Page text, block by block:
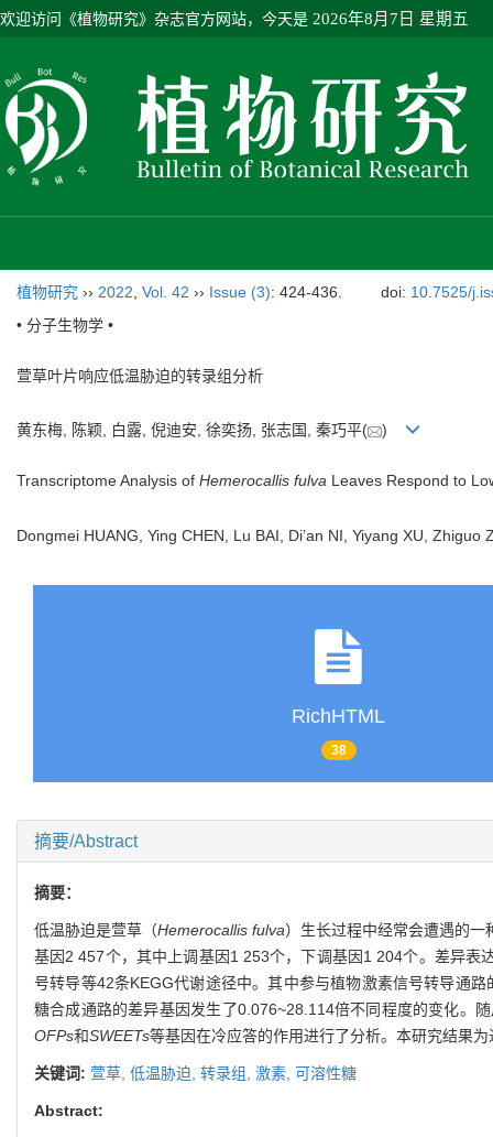
欢迎访问《植物研究》杂志官方网站，今天是 2026年8月7日 星期五
植物研究 ›› 2022 Vol. 42 ›› Issue (3): 424-436. doi: 10.7525/
• 分子生物学 •
萱草叶片响应低温胁迫的转录组分析
黄东梅, 陈颖, 白露, 倪迪安, 徐奕扬, 张志国, 秦巧平( )
Transcriptome Analysis of Hemerocallis fulva Leaves Respond to
Dongmei HUANG, Ying CHEN, Lu BAI, Di’an NI, Yiyang XU, Zhiguo
RichHTML
38
摘要/Abstract
摘要：
低温胁迫是萱草（Hemerocallis fulva）生长过程中经常会遭遇的
基因2 457个，其中上调基因1 253个，下调基因1 204个。差异表
号转导等42条KEGG代谢途径中。其中参与植物激素信号转导通
糖合成通路的差异基因发生了0.076~28.114倍不同程度的变化。
OFPs和SWEETs等基因在冷应答的作用进行了分析。本研究结果
关键词: 萱草, 低温胁迫, 转录组, 激素, 可溶性糖
Abstract: